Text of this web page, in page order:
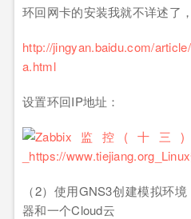
环回网卡的安装我就不详述了
http://jingyan.baidu.com/
a.html
设置环回IP地址：
（2）使用GNS3创建模拟环
器和一个Cloud云